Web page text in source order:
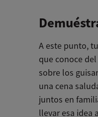
A este punto,
que conoce
sobre los
una cena
juntos en
llevar esa idea